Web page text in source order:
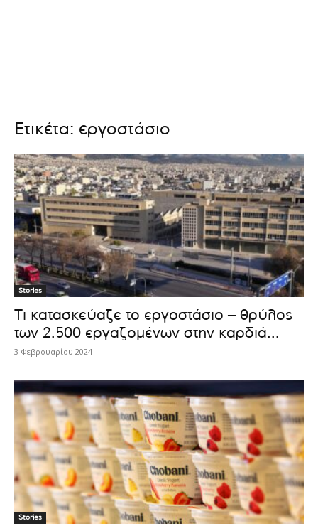
Ετικέτα: εργοστάσιο
Stories
Τι κατασκεύαζε το εργοστάσιο – θρύλος
των 2.500 εργαζομένων στην καρδιά...
3 Φεβρουαρίου 2024
Stories